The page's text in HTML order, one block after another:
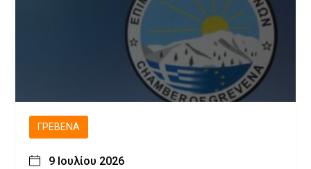
ΓΡΕΒΕΝΆ
9 Ιουλίου 2026